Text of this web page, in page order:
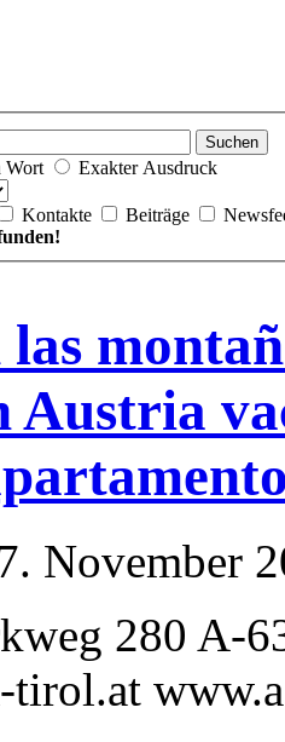
Suchen
Wort
Exakter Ausdruck
Kontakte Beiträge
Austria
November
280 A-
-tirol.at